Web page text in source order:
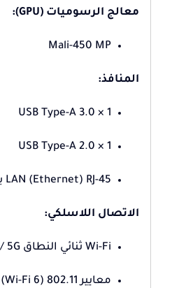
معالج الرسوميات (GPU):
Mali-450 MP
المنافذ:
1 × USB Type-A 3.0
1 × USB Type-A 2.0
LAN (Ethernet) RJ-45 بسرعة 10/100M
الاتصال اللاسلكي:
Wi-Fi ثنائي النطاق 2.4G / 5G
معايير 802.11 a/b/g/n/ac/ax (Wi-Fi 6)